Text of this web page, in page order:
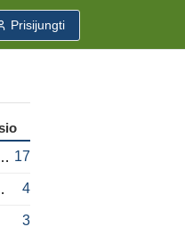
Prisijungti
vilčių prieš „Dinamo“ 17
premijų 4
3